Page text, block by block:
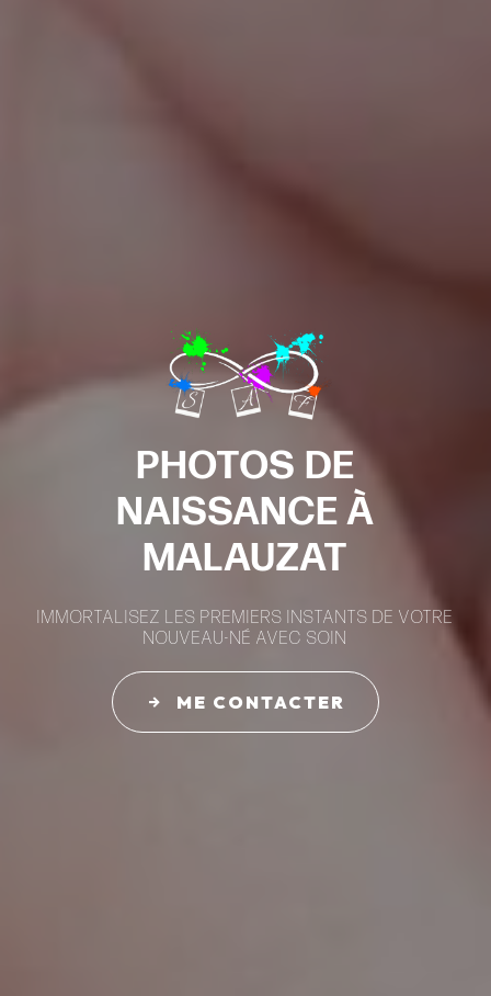
PHOTOS DE
NAISSANCE À
MALAUZAT
IMMORTALISEZ LES PREMIERS INSTANTS DE VOTRE
NOUVEAU-NÉ AVEC SOIN
ME CONTACTER